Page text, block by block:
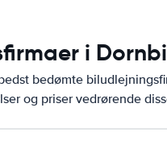
i
bedømte
og priser vedrørende